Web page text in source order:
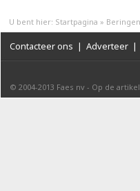
U bent hier: Startpagina » Beringen
Contacteer ons | Adverteer |
© 2004-2013 Faes nv - Op de